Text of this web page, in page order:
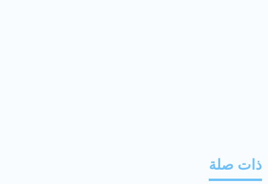
ذات صلة